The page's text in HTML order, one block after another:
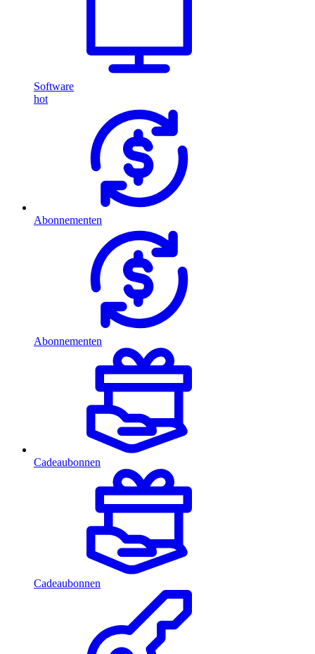
Software
hot
Abonnementen
Abonnementen
Cadeaubonnen
Cadeaubonnen